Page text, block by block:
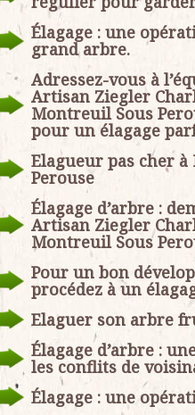
Élagage : une
grand arbre.
Adressez-vous à
Artisan Ziegler
Montreuil Sous
pour un élagage
Elagueur pas cher
Perouse
Élagage d’arbre :
Artisan Ziegler
Montreuil Sous
Pour un bon
procédez à un
Elaguer son arbre
Élagage d’arbre :
les conflits de
Élagage : une